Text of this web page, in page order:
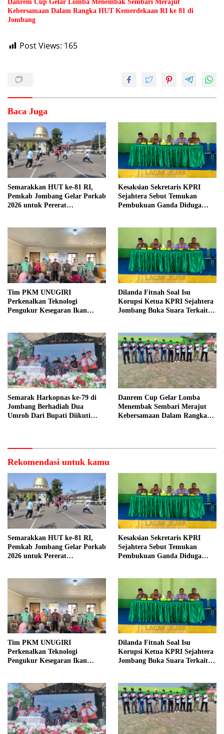
Danrem Cup Gelar Lomba Menembak Sembari Merajut
Kebersamaan Dalam Rangka HUT Kemerdekaan RI ke 81 di
Jombang
Post Views: 165
Baca Juga
Semarakkan HUT ke-81 RI,
Pemkab Jombang Gelar Porkab
2026 untuk Pererat
Kesaksian Sekretaris KPRI
Sejahtera Sebut Temukan
Pembukuan Ganda Diduga
Tim PKM UNUGIRI
Perkenalkan Teknologi
Pengukur Kesegaran Ikan
Dilanda Fitnah Soal Isu
Korupsi Ketua KPRI Sejahtera
Jombang Buka Suara Terkait
Semarak Harkopnas ke-79 di
Jombang Berhadiah Dua
Umroh Dari Bupati Diikuti
Danrem Cup Gelar Lomba
Menembak Sembari Merajut
Kebersamaan Dalam Rangka
Rekomendasi untuk kamu
Semarakkan HUT ke-81 RI,
Pemkab Jombang Gelar Porkab
2026 untuk Pererat
Kesaksian Sekretaris KPRI
Sejahtera Sebut Temukan
Pembukuan Ganda Diduga
Tim PKM UNUGIRI
Perkenalkan Teknologi
Pengukur Kesegaran Ikan
Dilanda Fitnah Soal Isu
Korupsi Ketua KPRI Sejahtera
Jombang Buka Suara Terkait